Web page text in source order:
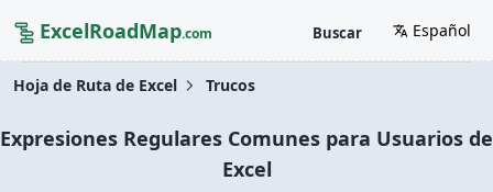
ExcelRoadMap.com Buscar Español
Hoja de Ruta de Excel Trucos
Expresiones Regulares Comunes para Usuarios de
Excel